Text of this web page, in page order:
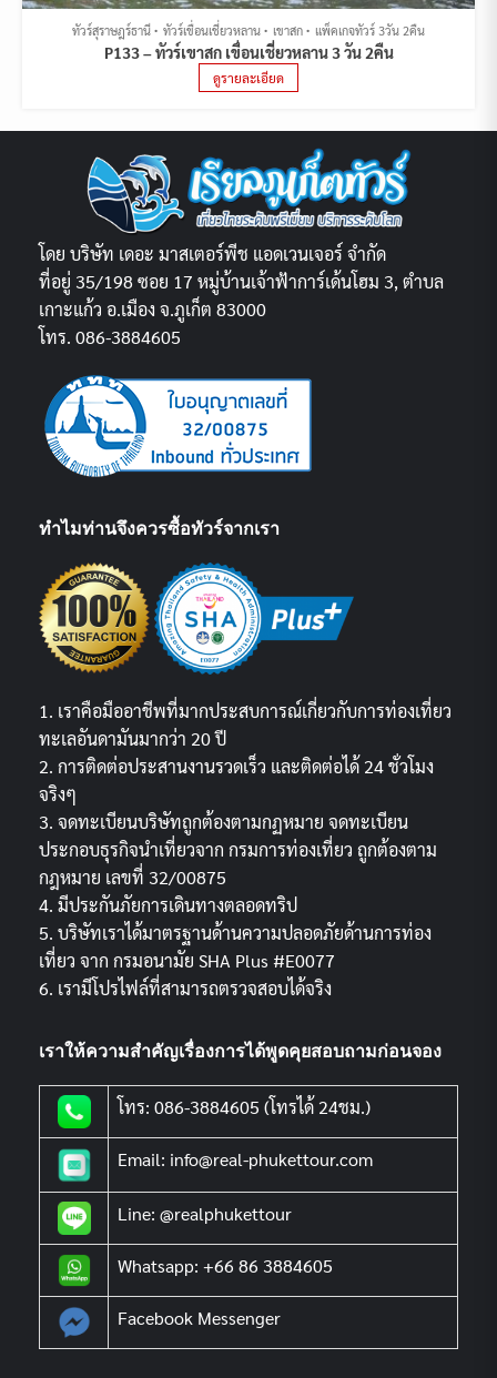
ทัวร์สุราษฎร์ธานี ทัวร์เขื่อนเชี่ยวหลาน เขาสก แพ็คเกจทัวร์ 3วัน 2คืน
P133 – ทัวร์เขาสก เขื่อนเชี่ยวหลาน 3 วัน 2คืน
ดูรายละเอียด
โดย บริษัท เดอะ มาสเตอร์พีช แอดเวนเจอร์ จำกัด
ที่อยู่ 35/198 ซอย 17 หมู่บ้านเจ้าฟ้าการ์เด้นโฮม 3, ตำบล
เกาะแก้ว อ.เมือง จ.ภูเก็ต 83000
โทร. 086-3884605
ทำไมท่านจึงควรซื้อทัวร์จากเรา
1. เราคือมืออาชีพที่มากประสบการณ์เกี่ยวกับการท่องเที่ยว
ทะเลอันดามันมากว่า 20 ปี
2. การติดต่อประสานงานรวดเร็ว และติดต่อได้ 24 ชั่วโมง
จริงๆ
3. จดทะเบียนบริษัทถูกต้องตามกฏหมาย จดทะเบียน
ประกอบธุรกิจนำเที่ยวจาก กรมการท่องเที่ยว ถูกต้องตาม
กฎหมาย เลขที่ 32/00875
4. มีประกันภัยการเดินทางตลอดทริป
5. บริษัทเราได้มาตรฐานด้านความปลอดภัยด้านการท่อง
เที่ยว จาก กรมอนามัย SHA Plus #E0077
6. เรามีโปรไฟล์ที่สามารถตรวจสอบได้จริง
เราให้ความสำคัญเรื่องการได้พูดคุยสอบถามก่อนจอง
โทร: 086-3884605 (โทรได้ 24ชม.)
Email: info@real-phukettour.com
Line: @realphukettour
Whatsapp: +66 86 3884605
Facebook Messenger